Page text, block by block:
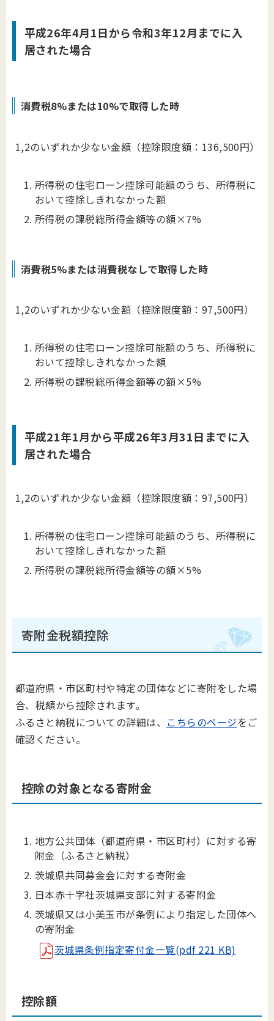
平成26年4月1日から令和3年12月までに入
居された場合
消費税8%または10%で取得した時
1,2のいずれか少ない金額（控除限度額：136,500円）
所得税の住宅ローン控除可能額のうち、所得税に
おいて控除しきれなかった額
所得税の課税総所得金額等の額×7%
消費税5%または消費税なしで取得した時
1,2のいずれか少ない金額（控除限度額：97,500円）
所得税の住宅ローン控除可能額のうち、所得税に
おいて控除しきれなかった額
所得税の課税総所得金額等の額×5%
平成21年1月から平成26年3月31日までに入
居された場合
1,2のいずれか少ない金額（控除限度額：97,500円）
所得税の住宅ローン控除可能額のうち、所得税に
おいて控除しきれなかった額
所得税の課税総所得金額等の額×5%
寄附金税額控除
都道府県・市区町村や特定の団体などに寄附をした場
合、税額から控除されます。
ふるさと納税についての詳細は、 こちらのページをご
確認ください。
控除の対象となる寄附金
地方公共団体（都道府県・市区町村）に対する寄
附金（ふるさと納税）
茨城県共同募金会に対する寄附金
日本赤十字社茨城県支部に対する寄附金
茨城県又は小美玉市が条例により指定した団体へ
の寄附金
茨城県条例指定寄付金一覧(pdf 221 KB)
控除額